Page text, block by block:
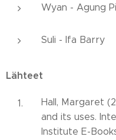
Wyan -
Suli - Ifa Barry
Lähteet
Hall, Margaret
and its uses.
Institute E-